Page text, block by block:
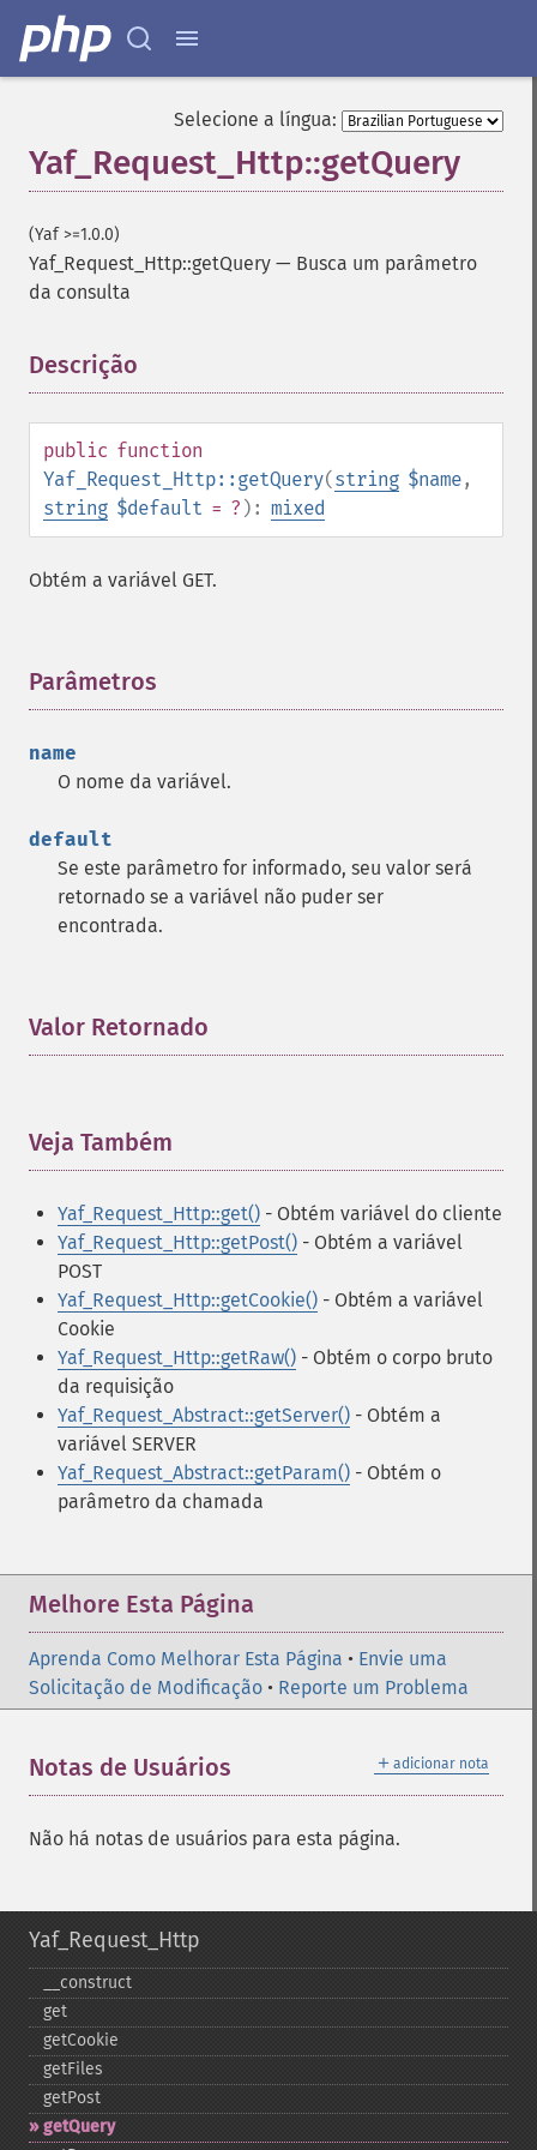
Selecione a língua:
Yaf_Request_Http::getQuery
(Yaf >=1.0.0)
Yaf_Request_Http::getQuery — Busca um parâmetro
da consulta
Descrição
public function
Yaf_Request_Http::getQuery(string $name,
string $default = ? ): mixed
Obtém a variável GET.
Parâmetros
name
O nome da variável.
default
Se este parâmetro for informado, seu valor será
retornado se a variável não puder ser
encontrada.
Valor Retornado
Veja Também
Yaf_Request_Http::get() - Obtém variável do cliente
Yaf_Request_Http::getPost() - Obtém a variável
POST
Yaf_Request_Http::getCookie() - Obtém a variável
Cookie
Yaf_Request_Http::getRaw() - Obtém o corpo bruto
da requisição
Yaf_Request_Abstract::getServer() - Obtém a
variável SERVER
Yaf_Request_Abstract::getParam() - Obtém o
parâmetro da chamada
Melhore Esta Página
Aprenda Como Melhorar Esta Página • Envie uma
Solicitação de Modificação • Reporte um Problema
＋ adicionar nota
Notas de Usuários
Não há notas de usuários para esta página.
Yaf_Request_Http
_​_​construct
get
getCookie
getFiles
getPost
getQuery